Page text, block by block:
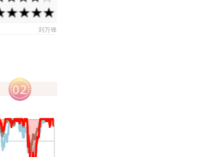
刘万锋
02